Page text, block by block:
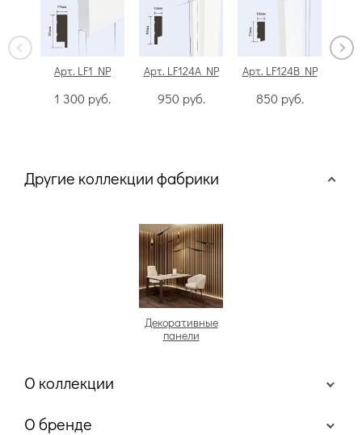
Арт. LF1 NP
1 300 руб.
Арт. LF124A NP
950 руб.
Арт. LF124B NP
850 руб.
Другие коллекции фабрики
Декоративные
панели
О коллекции
О бренде